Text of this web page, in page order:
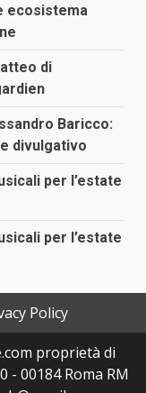
ecosistema
di
Baricco:
divulgativo
per l’estate
per l’estate
Policy
proprietà di
- 00184 Roma RM